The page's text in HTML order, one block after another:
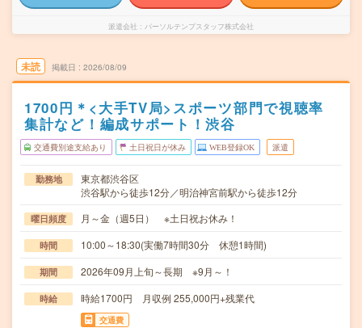
派遣会社 パーソルテンプスタッフ株式会社
未読 掲載日 2026/08/09
1700円＊<大手TV局>スポーツ部門で視聴率
集計など！編成サポート！渋谷
交通費別途支給あり 土日祝日が休み WEB登録OK 派遣
勤務地
東京都渋谷区
渋谷駅から徒歩12分／明治神宮前駅から徒歩12分
曜日頻度 月～金（週5日） ※土日祝お休み！
時間 10:00～18:30(実働7時間30分 休憩1時間)
期間 2026年09月上旬～長期 ※9月～！
時給 時給1700円 月収例 255,000円+残業代
交通費